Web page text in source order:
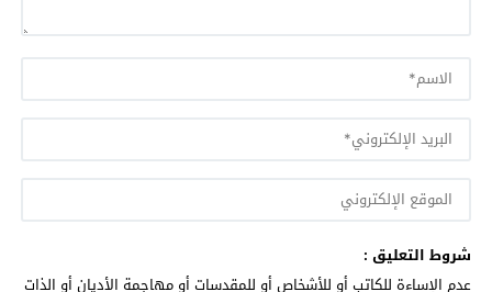
شروط التعليق :
عدم الإساءة للكاتب أو للأشخاص أو للمقدسات أو مهاجمة الأديان أو الذات